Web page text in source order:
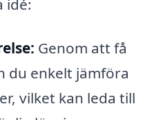
Genom att få
du enkelt jämföra
vilket kan leda till